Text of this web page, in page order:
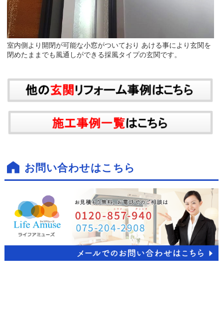
室内側より開閉が可能な小窓がついており あける事により玄関を
閉めたままでも風通しができる採風タイプの玄関です。
お問い合わせはこちら